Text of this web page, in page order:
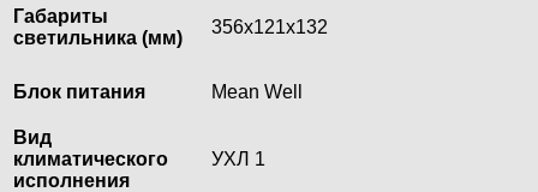
Габариты
светильника (мм)
356х121х132
Блок питания Mean Well
Вид
климатического
исполнения
УХЛ 1